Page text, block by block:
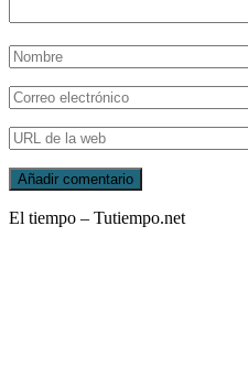
El tiempo – Tutiempo.net